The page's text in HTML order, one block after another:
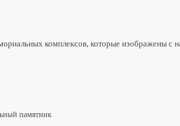
комплексов, которые изображены с
памятник